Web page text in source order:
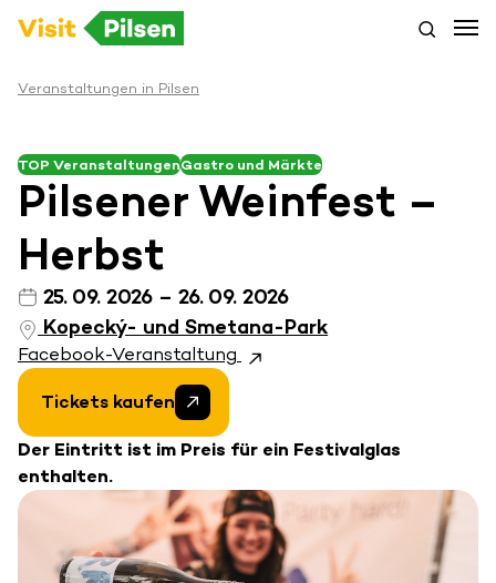
Veranstaltungen in Pilsen
TOP VeranstaltungenGastro und Märkte
Pilsener Weinfest –
Herbst
25. 09. 2026 – 26. 09. 2026
Kopecký- und Smetana-Park
Facebook-Veranstaltung
Tickets kaufen
Der Eintritt ist im Preis für ein Festivalglas
enthalten.